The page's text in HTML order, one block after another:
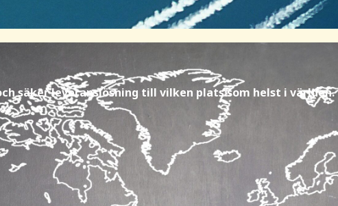
säker leveranslösning till vilken plats som helst i världen.